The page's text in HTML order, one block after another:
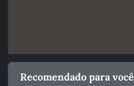
Recomendado para você